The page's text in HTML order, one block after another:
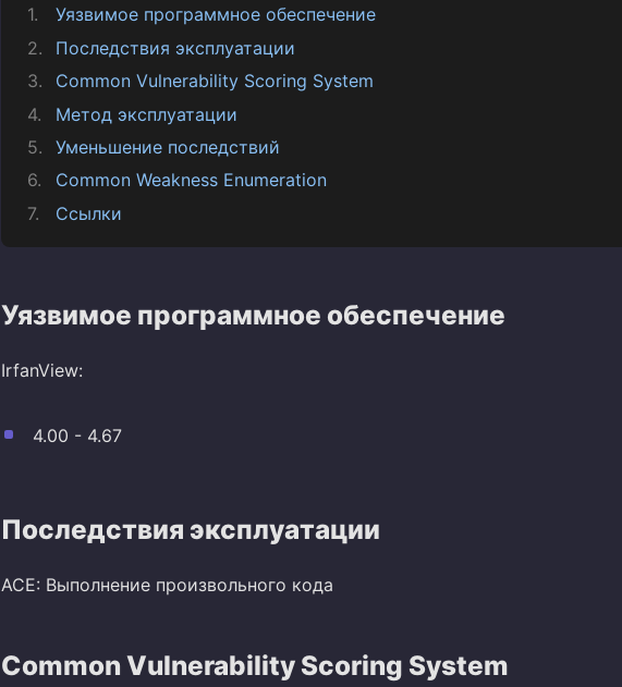
Уязвимое программное обеспечение
Последствия эксплуатации
Common Vulnerability Scoring System
Метод эксплуатации
Уменьшение последствий
Common Weakness Enumeration
Ссылки
Уязвимое программное обеспечение
IrfanView:
4.00 - 4.67
Последствия эксплуатации
ACE: Выполнение произвольного кода
Common Vulnerability Scoring System